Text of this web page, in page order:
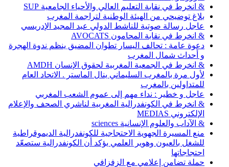
& انخرط في نقابة التعليم العالي والأحياء الجامعية SUP
بلاغ توضيحي من الهيئة الوطنية لتراجمة المغرب
عاجل رسالة صوتية للناشط الدولي عبد المجيد الإدريسي
& انخرط في نقابة المحامون AVOCATS
دعوة عامة : تحالف اليسار تطوان المضيق ينظم ندوة الهجرة
و أحداث شمال المغرب
& انخرط في الجمعية المغربية لحقوق الإنسان AMDH
لأول مرة بالمغرب السليماني ينال الماستر . الاتحاد العام
للمتداولين بالمغرب
عاجل و خطير : نداء مهم إلى عموم الشعب المغربي
& انخرط في الكونفدرالية المغربية لناشري الصحف والإعلام
الإلكتروني MEDIAS
& الآداب والعلوم الإنسانية sciences
منع المسيرة الجهوية الاحتجاجية للكونفدرالية الديموقراطية
للشغل بالعيون وهوير العلمي يؤكد أن الكونفدرالية ستصعّد
احتجاجاتها
حملة تضامن إعلامي مع الزفزافي